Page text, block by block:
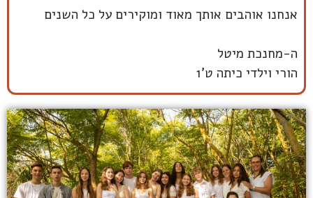
אנחנו אוהבים אותך מאוד ומוקירים על כל השנים
ה-מחנכת מיטל
הורי וילדי כיתה ט'1